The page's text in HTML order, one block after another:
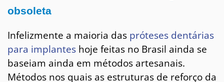
obsoleta
Infelizmente a maioria das próteses dentárias
para implantes hoje feitas no Brasil ainda se
baseiam ainda em métodos artesanais.
Métodos nos quais as estruturas de reforço da